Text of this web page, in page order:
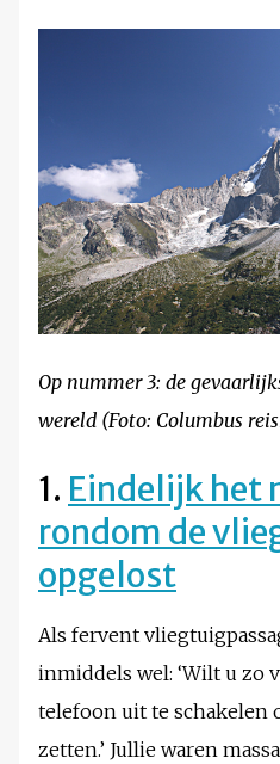
Op nummer 3: de
wereld (Foto: Columbus
1. Eindelijk het
rondom de
opgelost
Als fervent
inmiddels wel: ‘Wilt u zo
telefoon uit te schakelen
zetten.’ Jullie waren